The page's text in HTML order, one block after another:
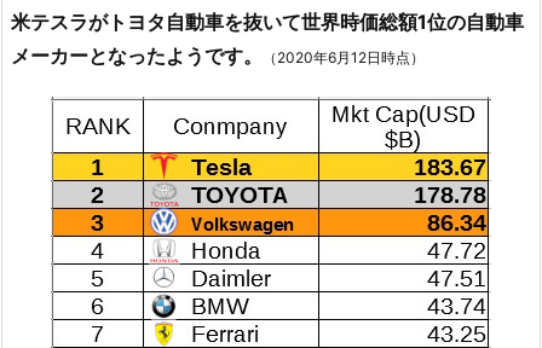
米テスラがトヨタ自動車を抜いて世界時価総額1位の自動車
メーカーとなったようです。
（2020年6月12日時点）